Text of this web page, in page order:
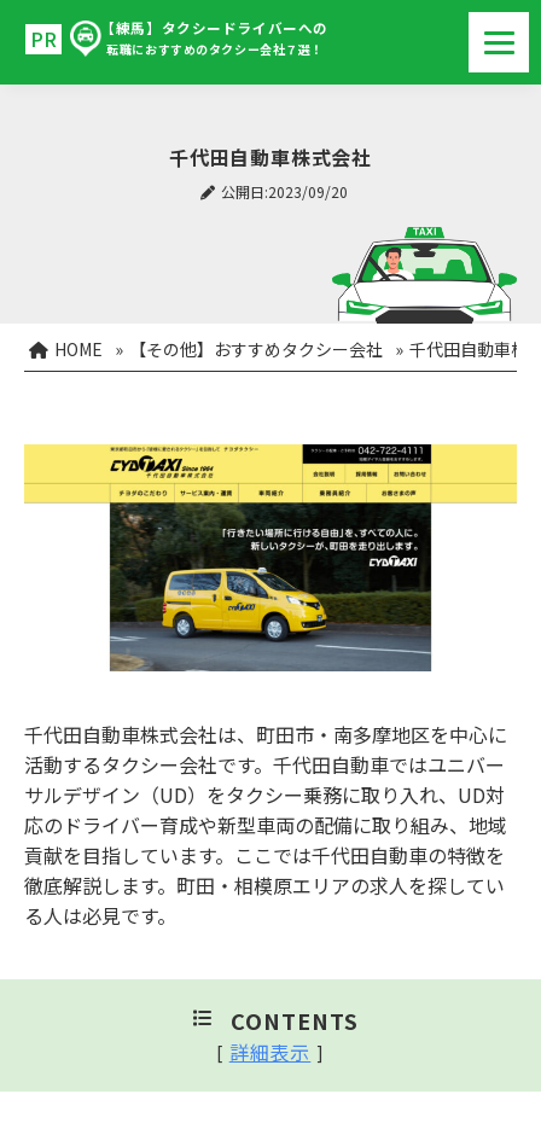
【練馬】タクシードライバーへの
転職におすすめのタクシー会社７選！
千代田自動車株式会社
公開日:2023/09/20
HOME » 【その他】おすすめタクシー会社 » 千代田自動車株
千代田自動車株式会社は、町田市・南多摩地区を中心に
活動するタクシー会社です。千代田自動車ではユニバー
サルデザイン（UD）をタクシー乗務に取り入れ、UD対
応のドライバー育成や新型車両の配備に取り組み、地域
貢献を目指しています。ここでは千代田自動車の特徴を
徹底解説します。町田・相模原エリアの求人を探してい
る人は必見です。
CONTENTS
[ 詳細表示 ]